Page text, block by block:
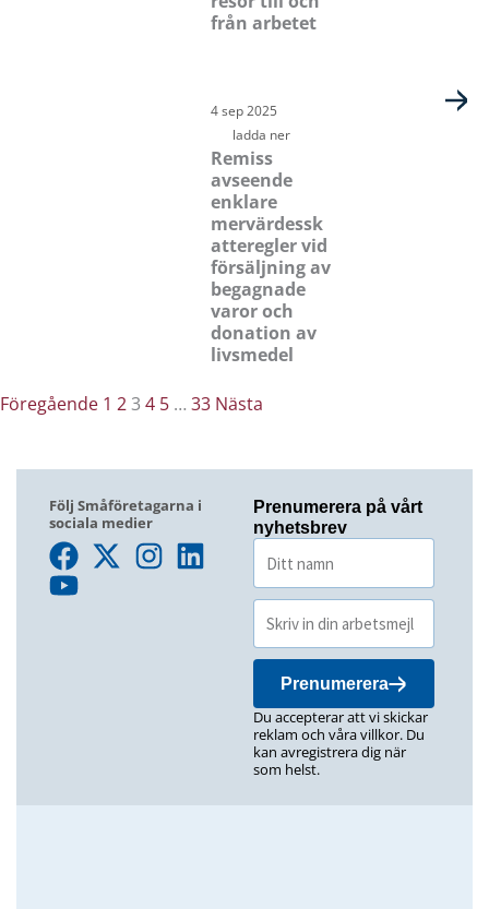
från arbetet
4 sep 2025
ladda ner
Remiss
avseende
enklare
mervärdessk
atteregler vid
försäljning av
begagnade
varor och
donation av
livsmedel
Föregående 1 23 4 5 … 33 Nästa
Följ Småföretagarna i
sociala medier
Prenumerera på vårt
nyhetsbrev
Prenumerera
Du accepterar att vi skickar
reklam och våra villkor. Du
kan avregistrera dig när
som helst.